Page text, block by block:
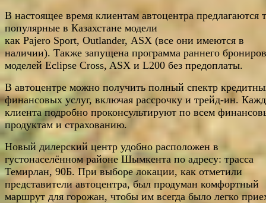
В настоящее время клиентам автоцентра предлагаются
популярные в Казахстане модели
как Pajero Sport, Outlander, ASX (все они имеются в
наличии). Также запущена программа раннего
моделей Eclipse Cross, ASX и L200 без предоплаты.
В автоцентре можно получить полный спектр
финансовых услуг, включая рассрочку и трейд-ин.
клиента подробно проконсультируют по всем
продуктам и страхованию.
Новый дилерский центр удобно расположен в
густонаселённом районе Шымкента по адресу: трасса
Темирлан, 90Б. При выборе локации, как отметили
представители автоцентра, был продуман комфортный
маршрут для горожан, чтобы им всегда было легко